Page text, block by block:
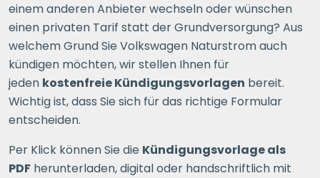
einem anderen Anbieter wechseln oder wünschen
einen privaten Tarif statt der Grundversorgung? Aus
welchem Grund Sie Volkswagen Naturstrom auch
kündigen möchten, wir stellen Ihnen für
jeden kostenfreie Kündigungsvorlagen bereit.
Wichtig ist, dass Sie sich für das richtige Formular
entscheiden.
Per Klick können Sie die Kündigungsvorlage als
PDF herunterladen, digital oder handschriftlich mit